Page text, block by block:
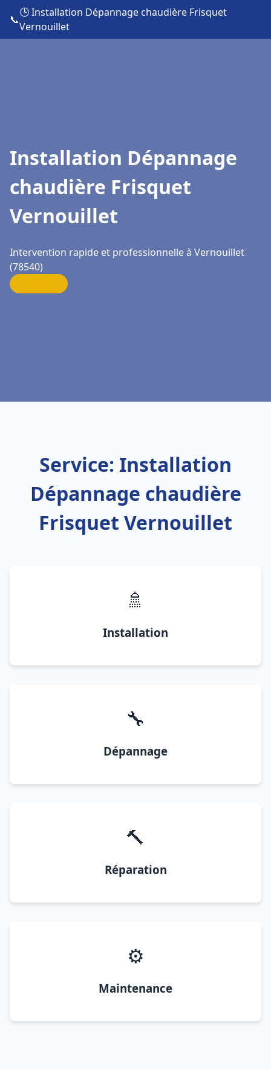
📞
🕒 Installation Dépannage chaudière Frisquet
Vernouillet
Installation Dépannage
chaudière Frisquet
Vernouillet
Intervention rapide et professionnelle à Vernouillet
(78540)
Service: Installation
Dépannage chaudière
Frisquet Vernouillet
🚿
Installation
🔧
Dépannage
🔨
Réparation
⚙️
Maintenance